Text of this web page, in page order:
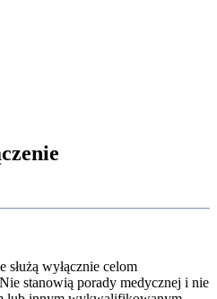
służą wyłącznie celom
stanowią porady medycznej i nie